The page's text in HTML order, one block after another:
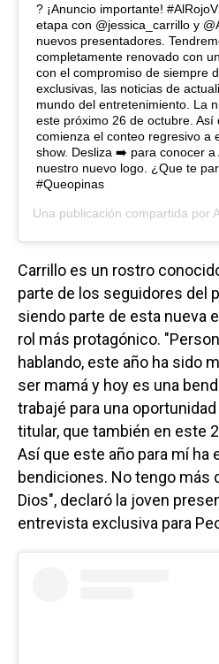
? ¡Anuncio importante!
etapa con @jessica_carrillo y
nuevos presentadores.
completamente renovado con
con el compromiso de siempre
exclusivas, las noticias de
mundo del entretenimiento. La
este próximo 26 de octubre.
comienza el conteo regresivo a
show. Desliza ➡️ para conocer a
nuestro nuevo logo. ¿Que te
#Queopinas
Una publicación compartida por
Carrillo es un rostro
parte de los seguidores del
siendo parte de esta nueva
rol más protagónico.
hablando, este año ha sido
ser mamá y hoy es una
trabajé para una
titular, que también en este
Así que este año para mí ha
bendiciones. No tengo más
Dios", declaró la joven
entrevista exclusiva para